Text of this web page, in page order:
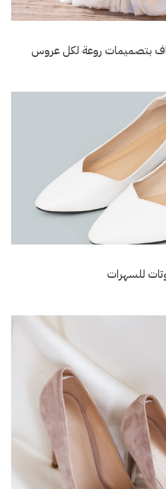
بتصميمات روعة لكل عروس
للسهرات